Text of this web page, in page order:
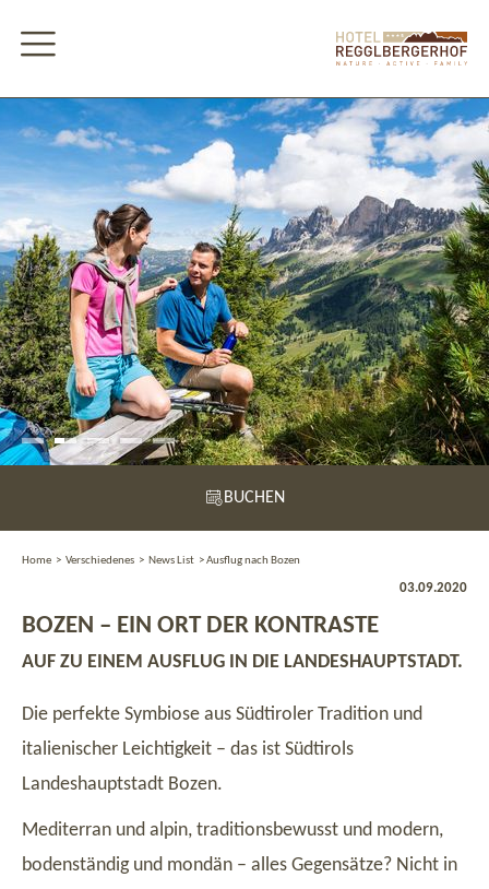
BUCHEN
Home > Verschiedenes > News List >Ausflug nach Bozen
03.09.2020
BOZEN – EIN ORT DER KONTRASTE
AUF ZU EINEM AUSFLUG IN DIE LANDESHAUPTSTADT.
Die perfekte Symbiose aus Südtiroler Tradition und
italienischer Leichtigkeit – das ist Südtirols
Landeshauptstadt Bozen.
Mediterran und alpin, traditionsbewusst und modern,
bodenständig und mondän – alles Gegensätze? Nicht in